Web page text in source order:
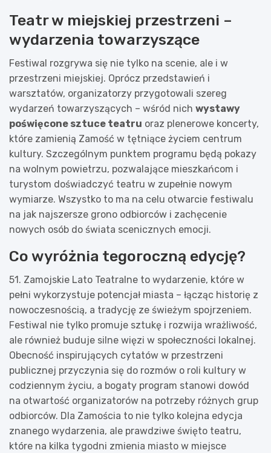
Teatr w miejskiej przestrzeni –
wydarzenia towarzyszące
Festiwal rozgrywa się nie tylko na scenie, ale i w
przestrzeni miejskiej. Oprócz przedstawień i
warsztatów, organizatorzy przygotowali szereg
wydarzeń towarzyszących – wśród nich wystawy
poświęcone sztuce teatru oraz plenerowe koncerty,
które zamienią Zamość w tętniące życiem centrum
kultury. Szczególnym punktem programu będą pokazy
na wolnym powietrzu, pozwalające mieszkańcom i
turystom doświadczyć teatru w zupełnie nowym
wymiarze. Wszystko to ma na celu otwarcie festiwalu
na jak najszersze grono odbiorców i zachęcenie
nowych osób do świata scenicznych emocji.
Co wyróżnia tegoroczną edycję?
51. Zamojskie Lato Teatralne to wydarzenie, które w
pełni wykorzystuje potencjał miasta – łącząc historię z
nowoczesnością, a tradycję ze świeżym spojrzeniem.
Festiwal nie tylko promuje sztukę i rozwija wrażliwość,
ale również buduje silne więzi w społeczności lokalnej.
Obecność inspirujących cytatów w przestrzeni
publicznej przyczynia się do rozmów o roli kultury w
codziennym życiu, a bogaty program stanowi dowód
na otwartość organizatorów na potrzeby różnych grup
odbiorców. Dla Zamościa to nie tylko kolejna edycja
znanego wydarzenia, ale prawdziwe święto teatru,
które na kilka tygodni zmienia miasto w miejsce